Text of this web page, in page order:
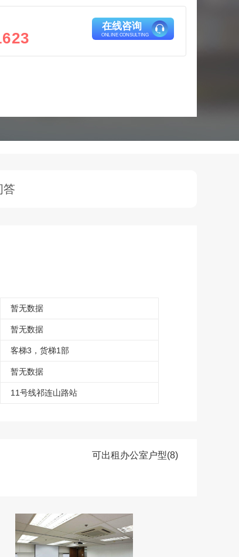
在线咨询
ONLINE CONSULTING
答
暂无数据
暂无数据
客梯3，货梯1部
暂无数据
11号线祁连山路站
可出租办公室户型(8)